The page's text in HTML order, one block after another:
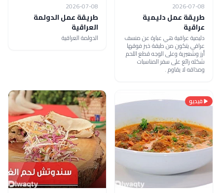
2026-07-08
طريقة عمل دليمية
عراقية
دليمية عراقية هي عبارة عن منسف
عراقي يتكون من طبقة خبز فوقها
أرز وشعيرية وعلى الوجه قطع اللحم
شكله رائع على سفر المناسبات
ومذاقه لا يقاوم .
2026-07-08
طريقة عمل الدولمة
العراقية
الدولمة العراقية
فيديو